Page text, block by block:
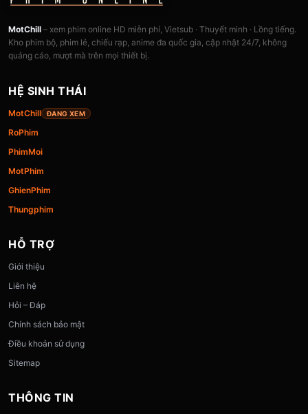
MotChill – xem phim online HD miễn phí, Vietsub · Thuyết minh · Lồng tiếng.
Kho phim bộ, phim lẻ, chiếu rạp, anime đa quốc gia, cập nhật 24/7, không
quảng cáo, mượt mà trên mọi thiết bị.
HỆ SINH THÁI
MotChill ĐANG XEM
RoPhim
PhimMoi
MotPhim
GhienPhim
Thungphim
HỖ TRỢ
Giới thiệu
Liên hệ
Hỏi – Đáp
Chính sách bảo mật
Điều khoản sử dụng
Sitemap
THÔNG TIN